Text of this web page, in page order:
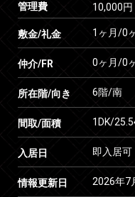
管理費 10,000円
敷金/礼金 1ヶ月/0
仲介/FR 0ヶ月/0
所在階/向き 6階/南
間取/面積 1DK/
入居日 即入居可
情報更新日 2026年7